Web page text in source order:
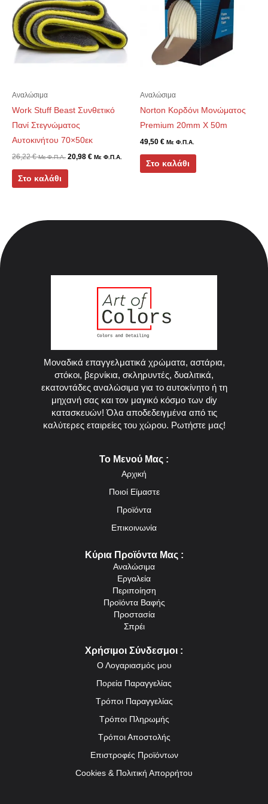
Αναλώσιμα
Work Stuff Beast Συνθετικό
Πανί Στεγνώματος
Αυτοκινήτου 70×50εκ
26,22€ Με Φ.Π.Α. 20,98 € Με Φ.Π.Α.
Στο καλάθι
Αναλώσιμα
Norton Κορδόνι Μονώματος
Premium 20mm X 50m
49,50 € Με Φ.Π.Α.
Στο καλάθι
Μοναδικά επαγγελματικά χρώματα, αστάρια,
στόκοι, βερνίκια, σκληρυντές, δυαλιτικά,
εκατοντάδες αναλώσιμα για το αυτοκίνητο ή τη
μηχανή σας και τον μαγικό κόσμο των diy
κατασκευών! Όλα αποδεδειγμένα από τις
καλύτερες εταιρείες του χώρου. Ρωτήστε μας!
Το Μενού Μας :
Αρχική
Ποιοί Είμαστε
Προϊόντα
Επικοινωνία
Κύρια Προϊόντα Μας :
Αναλώσιμα
Εργαλεία
Περιποίηση
Προϊόντα Βαφής
Προστασία
Σπρέι
Χρήσιμοι Σύνδεσμοι :
Ο Λογαριασμός μου
Πορεία Παραγγελίας
Τρόποι Παραγγελίας
Τρόποι Πληρωμής
Τρόποι Αποστολής
Επιστροφές Προϊόντων
Cookies & Πολιτική Απορρήτου